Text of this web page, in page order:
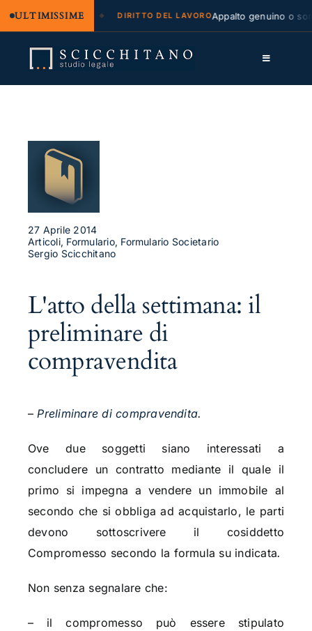
ULTIMISSIME
e regresso DIRITTO DEL LAVOROAppalto genuino o
contenuto
Toggle
Approfondimenti
Contatti
27 Aprile 2014
Articoli, Formulario, Formulario Societario
Sergio Scicchitano
L'atto della settimana: il
preliminare di
compravendita
– Preliminare di compravendita.
Ove due soggetti siano interessati a
concludere un contratto mediante il quale il
primo si impegna a vendere un immobile al
secondo che si obbliga ad acquistarlo, le parti
devono sottoscrivere il cosiddetto
Compromesso secondo la formula su indicata.
Non senza segnalare che:
– il compromesso può essere stipulato